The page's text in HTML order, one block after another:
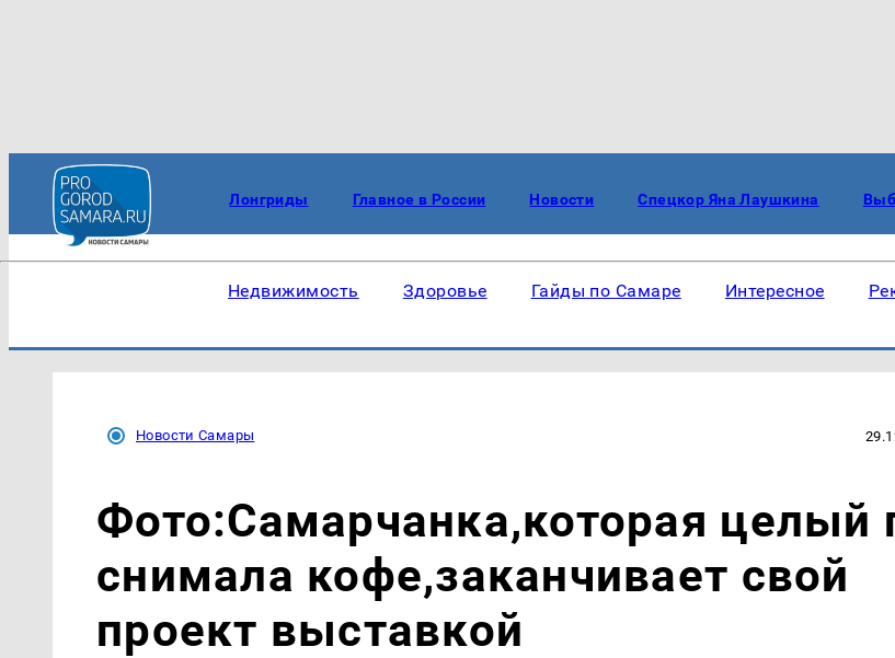
Лонгриды Главное в России Новости Спецкор Яна Лаушкина
Недвижимость Здоровье Гайды по Самаре Интересное
Новости Самары
Фото:Самарчанка,которая целый
снимала кофе,заканчивает свой
проект выставкой